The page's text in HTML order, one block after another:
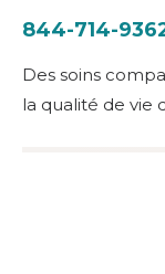
844-714-
Des soins
la qualité de vie